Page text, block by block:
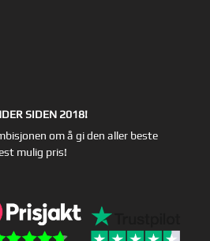
SIDEN 2018!
om å gi den aller beste
mulig pris!